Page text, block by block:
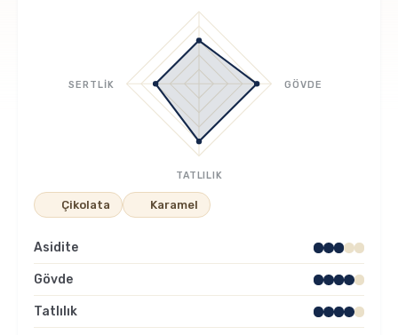
Çekirdek Kahve
Soğuk Kahve
Sporcu Kahveleri
Kahve Öğütücüleri GÖVDE
TATLILIK
SERTLİK
Çikolata Karamel
Asidite
Gövde
Tatlılık